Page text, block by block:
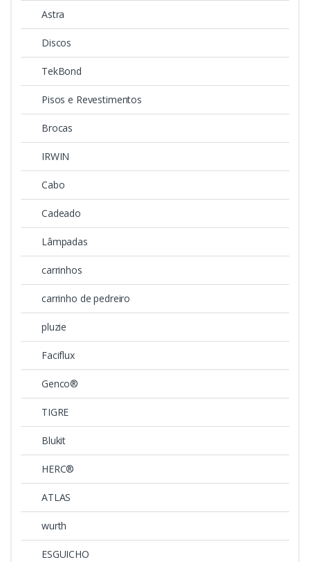
Astra
Discos
TekBond
Pisos e Revestimentos
Brocas
IRWIN
Cabo
Cadeado
Lâmpadas
carrinhos
carrinho de pedreiro
pluzie
Faciflux
Genco®
TIGRE
Blukit
HERC®
ATLAS
wurth
ESGUICHO